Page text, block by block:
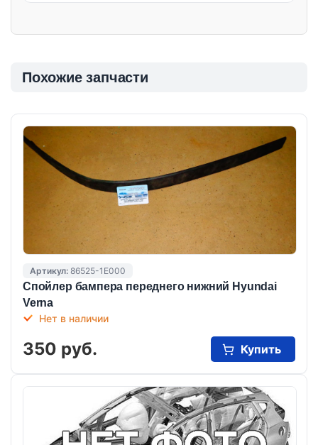
Похожие запчасти
Артикул: 86525-1E000
Спойлер бампера переднего нижний Hyundai
Verna
Нет в наличии
350 руб. Купить